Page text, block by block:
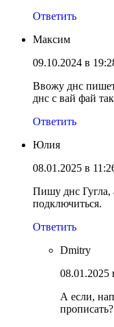
Ответить
Максим
09.10.2024 в
Ввожу днс
днс с вай фай
Ответить
Юлия
08.01.2025 в
Пишу днс Гугла,
подключиться.
Ответить
Dmitry
08.01.2025
А если,
прописать?